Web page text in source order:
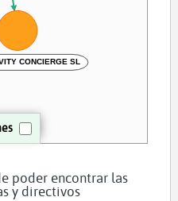
CONCIERGE SL
poder encontrar las
y directivos